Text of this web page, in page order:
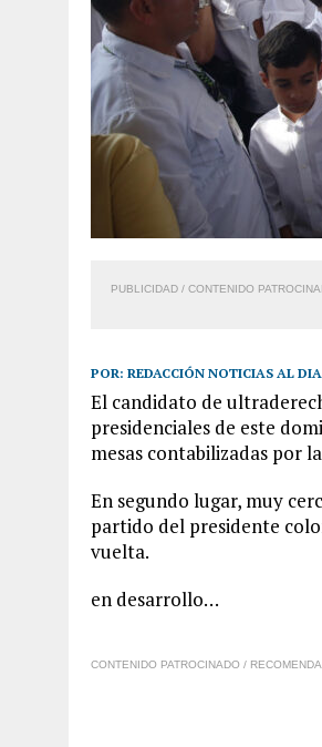
PUBLICIDAD / CONTENIDO
POR: REDACCIÓN NOTICIAS AL
El candidato de
presidenciales de este
mesas contabilizadas por la
En segundo lugar, muy
partido del presidente
vuelta.
en desarrollo…
CONTENIDO PATROCINADO /